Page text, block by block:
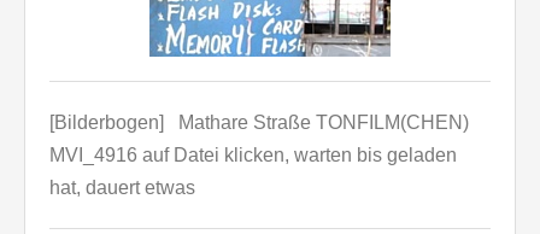
[Bilderbogen] Mathare Straße TONFILM(CHEN)
MVI_4916 auf Datei klicken, warten bis geladen
hat, dauert etwas